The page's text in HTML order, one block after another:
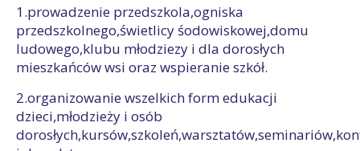
1.prowadzenie przedszkola,ogniska
przedszkolnego,świetlicy śodowiskowej,domu
ludowego,klubu młodziezy i dla dorosłych
mieszkańców wsi oraz wspieranie szkół.
2.organizowanie wszelkich form edukacji
dzieci,młodzieży i osób